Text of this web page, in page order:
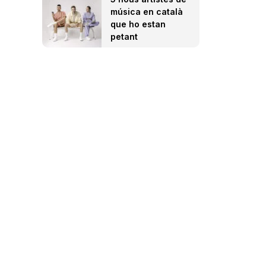
música en català
que ho estan
petant